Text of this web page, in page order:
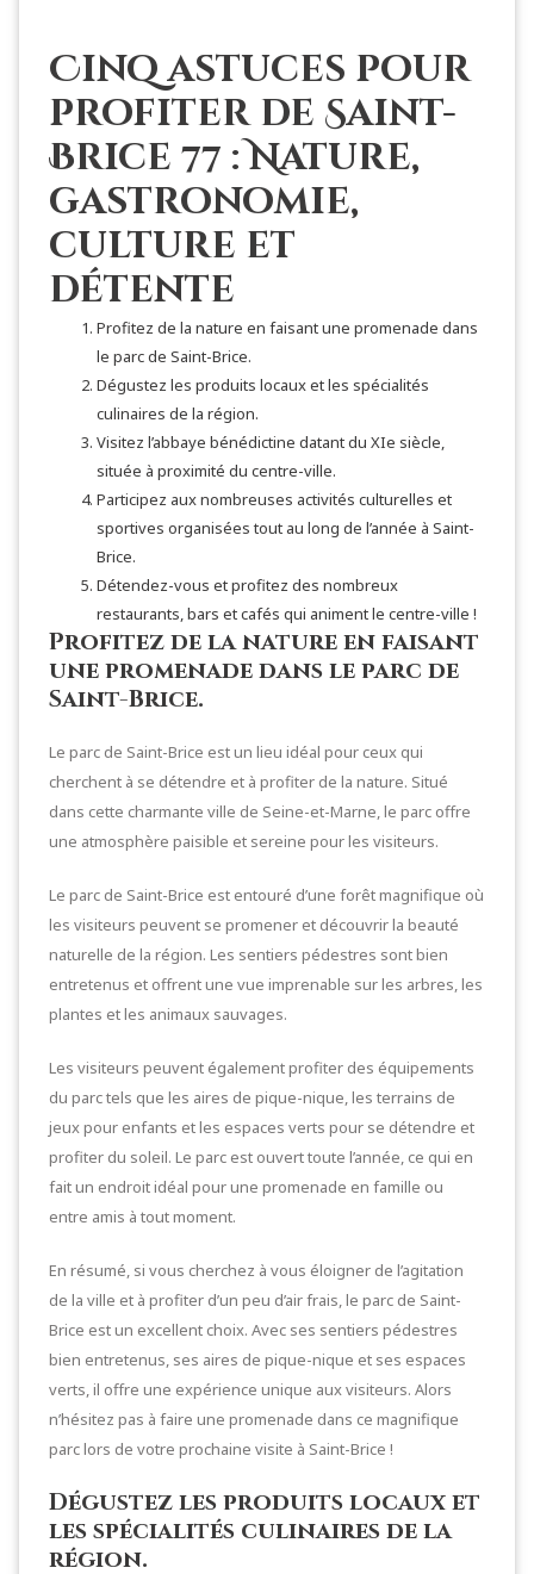
Cinq astuces pour
profiter de Saint-
Brice 77 : Nature,
gastronomie,
culture et
détente
Profitez de la nature en faisant une promenade dans
le parc de Saint-Brice.
Dégustez les produits locaux et les spécialités
culinaires de la région.
Visitez l’abbaye bénédictine datant du XIe siècle,
située à proximité du centre-ville.
Participez aux nombreuses activités culturelles et
sportives organisées tout au long de l’année à Saint-
Brice.
Détendez-vous et profitez des nombreux
restaurants, bars et cafés qui animent le centre-ville !
Profitez de la nature en faisant
une promenade dans le parc de
Saint-Brice.
Le parc de Saint-Brice est un lieu idéal pour ceux qui
cherchent à se détendre et à profiter de la nature. Situé
dans cette charmante ville de Seine-et-Marne, le parc offre
une atmosphère paisible et sereine pour les visiteurs.
Le parc de Saint-Brice est entouré d’une forêt magnifique où
les visiteurs peuvent se promener et découvrir la beauté
naturelle de la région. Les sentiers pédestres sont bien
entretenus et offrent une vue imprenable sur les arbres, les
plantes et les animaux sauvages.
Les visiteurs peuvent également profiter des équipements
du parc tels que les aires de pique-nique, les terrains de
jeux pour enfants et les espaces verts pour se détendre et
profiter du soleil. Le parc est ouvert toute l’année, ce qui en
fait un endroit idéal pour une promenade en famille ou
entre amis à tout moment.
En résumé, si vous cherchez à vous éloigner de l’agitation
de la ville et à profiter d’un peu d’air frais, le parc de Saint-
Brice est un excellent choix. Avec ses sentiers pédestres
bien entretenus, ses aires de pique-nique et ses espaces
verts, il offre une expérience unique aux visiteurs. Alors
n’hésitez pas à faire une promenade dans ce magnifique
parc lors de votre prochaine visite à Saint-Brice !
Dégustez les produits locaux et
les spécialités culinaires de la
région.